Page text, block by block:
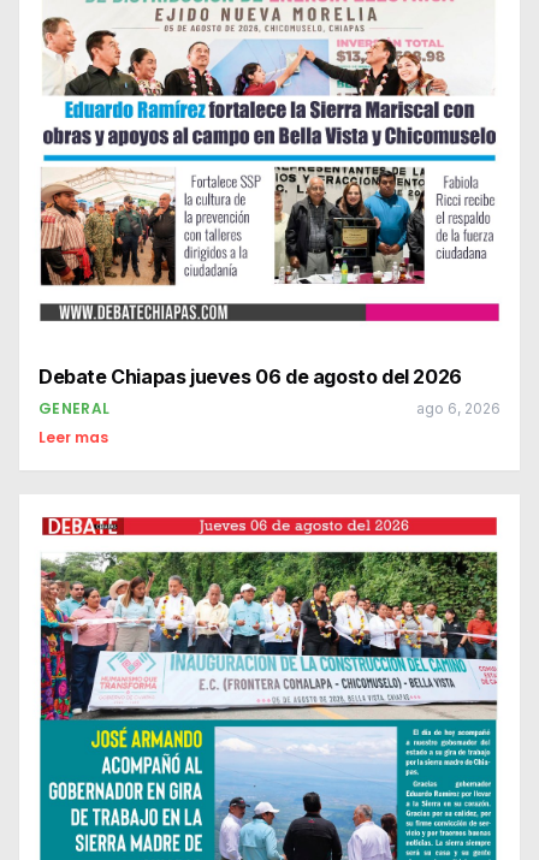
Debate Chiapas jueves 06 de agosto del 2026
GENERAL ago 6, 2026
Leer mas